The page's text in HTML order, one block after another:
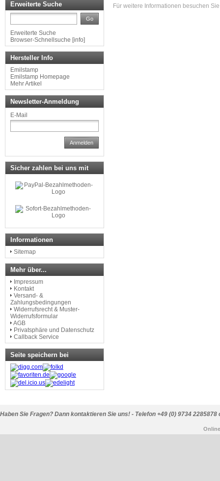
Für weitere Informationen besuchen
Erweiterte Suche
Go
Erweiterte Suche
Browser-Schnellsuche [info]
Hersteller Info
Emilstamp
Emilstamp Homepage
Mehr Artikel
Newsletter-Anmeldung
E-Mail
Anmelden
Sicher zahlen bei uns mit
Informationen
Sitemap
Mehr über...
Impressum
Kontakt
Versand- &
Zahlungsbedingungen
Widerrufsrecht & Muster-
Widerrufsformular
AGB
Privatsphäre und Datenschutz
Callback Service
Seite speichern bei
Haben Sie Fragen? Dann kontaktieren Sie uns! - Telefon +49 (0) 9734